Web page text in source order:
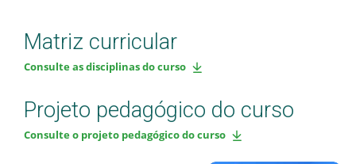
Matriz curricular
Consulte as disciplinas do curso
Projeto pedagógico do curso
Consulte o projeto pedagógico do curso